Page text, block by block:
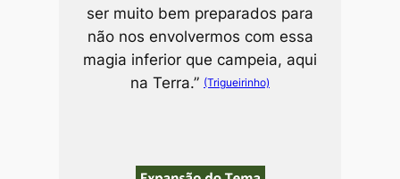
ser muito bem preparados para
não nos envolvermos com essa
magia inferior que campeia, aqui
na Terra.” (Trigueirinho)